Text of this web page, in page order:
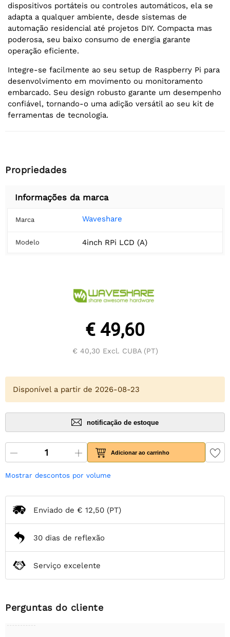
dispositivos portáteis ou controles automáticos, ela se
adapta a qualquer ambiente, desde sistemas de
automação residencial até projetos DIY. Compacta mas
poderosa, seu baixo consumo de energia garante
operação eficiente.
Integre-se facilmente ao seu setup de Raspberry Pi para
desenvolvimento em movimento ou monitoramento
embarcado. Seu design robusto garante um desempenho
confiável, tornando-o uma adição versátil ao seu kit de
ferramentas de tecnologia.
Propriedades
Informações da marca
Marca Waveshare
Modelo 4inch RPi LCD (A)
€ 49,60
€ 40,30 Excl. CUBA (PT)
Disponível a partir de 2026-08-23
notificação de estoque
Adicionar ao carrinho
Mostrar descontos por volume
Enviado de € 12,50 (PT)
30 dias de reflexão
Serviço excelente
Perguntas do cliente